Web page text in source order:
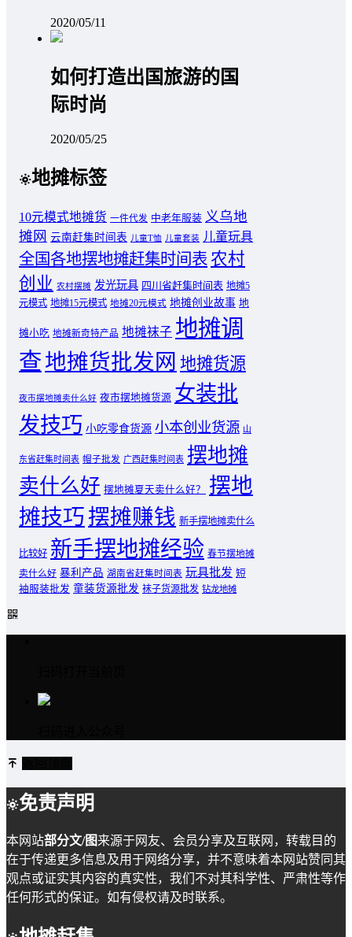
2020/05/11
如何打造出国旅游的国
际时尚
2020/05/25
地摊标签
10元模式地摊货 一件代发 中老年服装 义乌地
摊网 云南赶集时间表 儿童T恤 儿童套装 儿童玩具
全国各地摆地摊赶集时间表 农村
创业 农村摆摊 发光玩具 四川省赶集时间表 地摊5
元模式 地摊15元模式 地摊20元模式 地摊创业故事 地
摊小吃 地摊新奇特产品 地摊袜子 地摊调
查地摊货批发网 地摊货源
夜市摆地摊卖什么好 夜市摆地摊货源 女装批
发技巧 小吃零食货源 小本创业货源 山
东省赶集时间表 帽子批发 广西赶集时间表 摆地摊
卖什么好 摆地摊夏天卖什么好？
摆地
摊技巧摆摊赚钱 新手摆地摊卖什么
比较好 新手摆地摊经验 春节摆地摊
卖什么好 暴利产品 湖南省赶集时间表 玩具批发 短
袖服装批发 童装货源批发 袜子货源批发 钻龙地摊
免责声明
本网站部分文/图来源于网友、会员分享及互联网，转载目的
在于传递更多信息及用于网络分享，并不意味着本网站赞同其
观点或证实其内容的真实性，我们不对其科学性、严肃性等作
任何形式的保证。如有侵权请及时联系。